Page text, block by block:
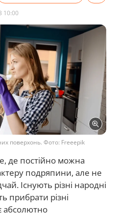
10:00
поверхонь. Фото: Freeepik
де постійно можна
подряпини, але не
Існують різні народні
прибрати різні
абсолютно